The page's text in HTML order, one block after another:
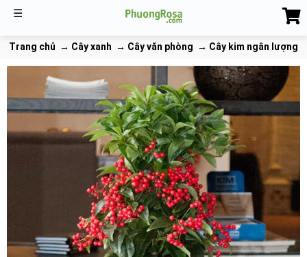
☰
Trang chủ Cây xanh Cây văn phòng Cây kim ngân lượng